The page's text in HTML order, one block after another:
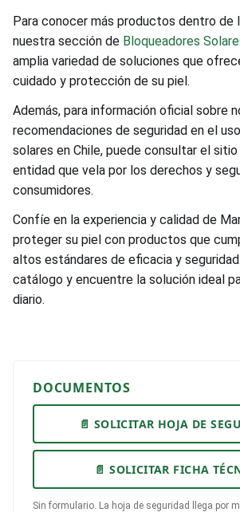
Para conocer más productos dentro de
nuestra sección de Bloqueadores
amplia variedad de soluciones que
cuidado y protección de su piel.
Además, para información oficial sobre
recomendaciones de seguridad en el
solares en Chile, puede consultar el
entidad que vela por los derechos y
consumidores.
Confíe en la experiencia y calidad de
proteger su piel con productos que
altos estándares de eficacia y
catálogo y encuentre la solución ideal
diario.
DOCUMENTOS
📄 SOLICITAR HOJA DE
📄 SOLICITAR FICHA
Sin formulario. La hoja de seguridad llega por